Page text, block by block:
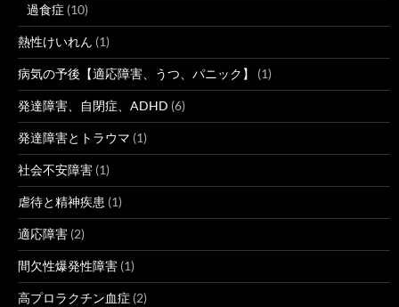
過食症 (10)
熱性けいれん (1)
病気の予後【適応障害、うつ、パニック】 (1)
発達障害、自閉症、ADHD (6)
発達障害とトラウマ (1)
社会不安障害 (1)
虐待と精神疾患 (1)
適応障害 (2)
間欠性爆発性障害 (1)
高プロラクチン血症 (2)